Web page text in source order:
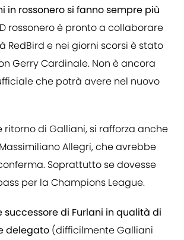
in rossonero si fanno sempre più
rossonero è pronto a collaborare
RedBird e nei giorni scorsi è stato
Gerry Cardinale. Non è ancora
che potrà avere nel nuovo
ritorno di Galliani, si rafforza anche
Allegri, che avrebbe
Soprattutto se dovesse
per la Champions League.
successore di Furlani in qualità di
delegato (difficilmente Galliani